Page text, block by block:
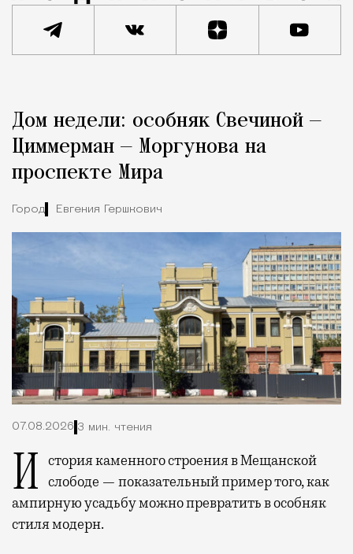
Город
Дом недели: особняк Свечиной —
Циммерман — Моргунова на
проспекте Мира
Город Евгения Гершкович
07.08.2026 3 мин. чтения
История каменного строения в Мещанской слободе — показательный пример того, как
ампирную усадьбу можно превратить в особняк
стиля модерн.